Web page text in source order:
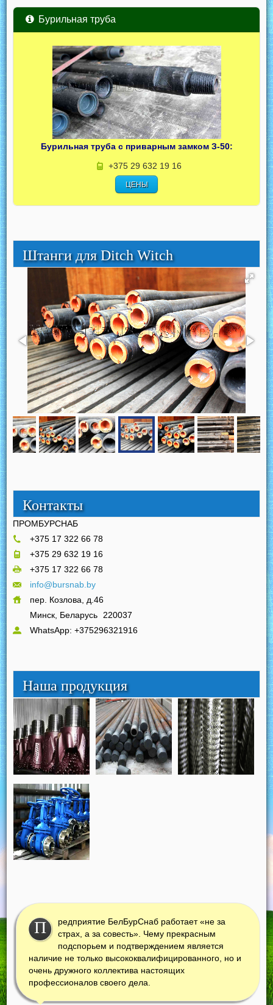
Бурильная труба
Бурильная труба с приварным замком З-50:
+375 29 632 19 16
ЦЕНЫ
Штанги для Ditch Witch
Контакты
ПРОМБУРСНАБ
+375 17 322 66 78
+375 29 632 19 16
+375 17 322 66 78
info@bursnab.by
пер. Козлова, д.46
Минск, Беларусь
220037
WhatsApp: +375296321916
Наша продукция
П
редприятие БелБурСнаб работает «не за
страх, а за совесть». Чему прекрасным
подспорьем и подтверждением является
наличие не только высококвалифицированного, но и
очень дружного коллектива настоящих
профессионалов своего дела.